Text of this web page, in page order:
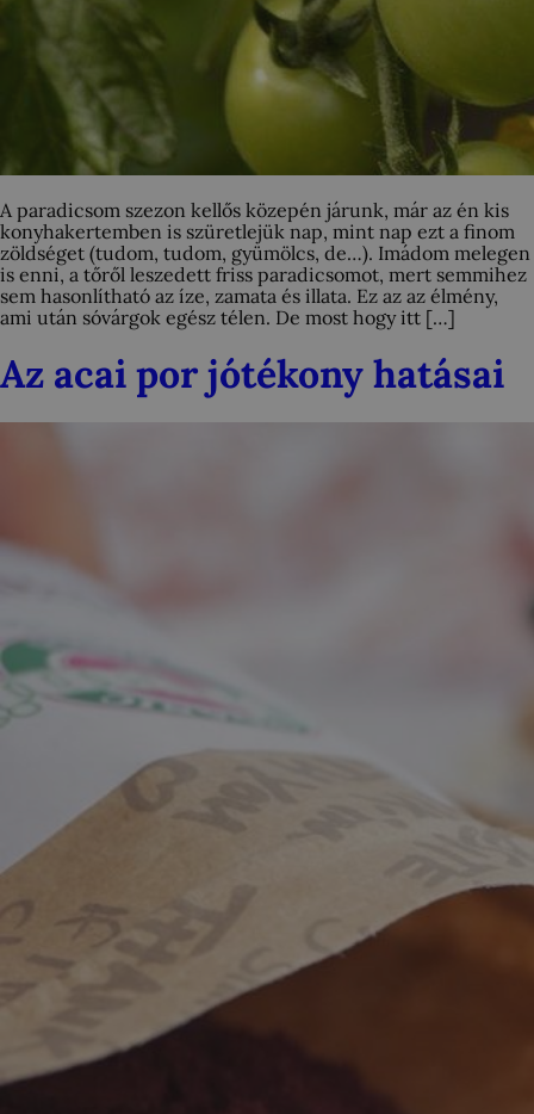
A paradicsom szezon kellős közepén járunk, már az én kis
konyhakertemben is szüretlejük nap, mint nap ezt a finom
zöldséget (tudom, tudom, gyümölcs, de…). Imádom melegen
is enni, a tőről leszedett friss paradicsomot, mert semmihez
sem hasonlítható az íze, zamata és illata. Ez az az élmény,
ami után sóvárgok egész télen. De most hogy itt […]
Az acai por jótékony hatásai